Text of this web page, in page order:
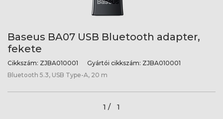
Baseus BA07 USB Bluetooth adapter,
fekete
Cikkszám: ZJBA010001 Gyártói cikkszám: ZJBA010001
Bluetooth 5.3, USB Type-A, 20 m
1 / 1